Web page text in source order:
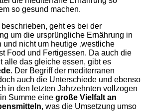
so gesund machen.
geht es bei der
um die ursprüngliche Ernährung in
nicht um heutige ‚westliche
Food und Fertigessen. Da auch die
alle das gleiche essen, gibt es
. Der Begriff der mediterranen
auch die Unterschiede und ebenso
in den letzten Jahrzehnten vollzogen
Summe einegroße Vielfalt an
, was die Umsetzung umso